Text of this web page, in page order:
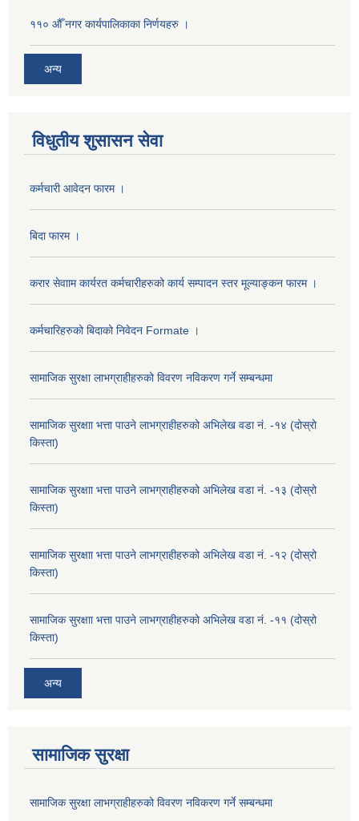
११० औँ नगर कार्यपालिकाका निर्णयहरु ।
अन्य
विधुतीय शुसासन सेवा
कर्मचारी आवेदन फारम ।
बिदा फारम ।
करार सेवााम कार्यरत कर्मचारीहरुको कार्य सम्पादन स्तर मूल्याङ्कन फारम ।
कर्मचारिहरुको बिदाको निवेदन Formate ।
सामाजिक सुरक्षा लाभग्राहीहरुको विवरण नविकरण गर्ने सम्बन्धमा
सामाजिक सुरक्षाा भत्ता पाउने लाभग्राहीहरुको अभिलेख वडा नं. -१४ (दोस्रो
किस्ता)
सामाजिक सुरक्षाा भत्ता पाउने लाभग्राहीहरुको अभिलेख वडा नं. -१३ (दोस्रो
किस्ता)
सामाजिक सुरक्षाा भत्ता पाउने लाभग्राहीहरुको अभिलेख वडा नं. -१२ (दोस्रो
किस्ता)
सामाजिक सुरक्षाा भत्ता पाउने लाभग्राहीहरुको अभिलेख वडा नं. -११ (दोस्रो
किस्ता)
अन्य
सामाजिक सुरक्षा
सामाजिक सुरक्षा लाभग्राहीहरुको विवरण नविकरण गर्ने सम्बन्धमा